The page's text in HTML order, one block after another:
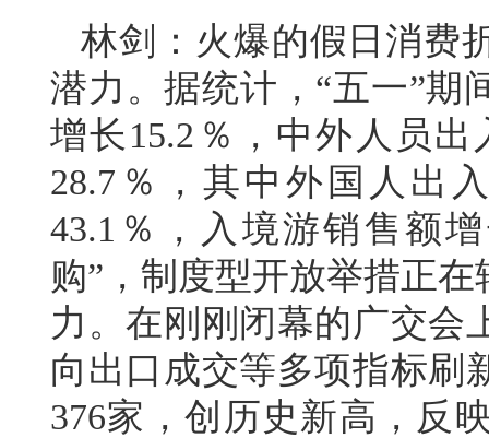
林剑：火爆的假日消费
潜力。据统计，“五一”期
增长15.2％，中外人员
28.7％，其中外国人出
43.1％，入境游销售额
购”，制度型开放举措正
力。在刚刚闭幕的广交会
向出口成交等多项指标刷
376家，创历史新高，反